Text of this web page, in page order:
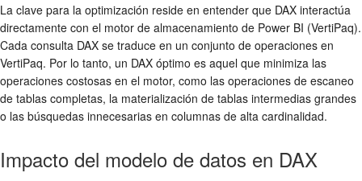
La clave para la optimización reside en entender que DAX interactúa
directamente con el motor de almacenamiento de Power BI (VertiPaq).
Cada consulta DAX se traduce en un conjunto de operaciones en
VertiPaq. Por lo tanto, un DAX óptimo es aquel que minimiza las
operaciones costosas en el motor, como las operaciones de escaneo
de tablas completas, la materialización de tablas intermedias grandes
o las búsquedas innecesarias en columnas de alta cardinalidad.
Impacto del modelo de datos en DAX